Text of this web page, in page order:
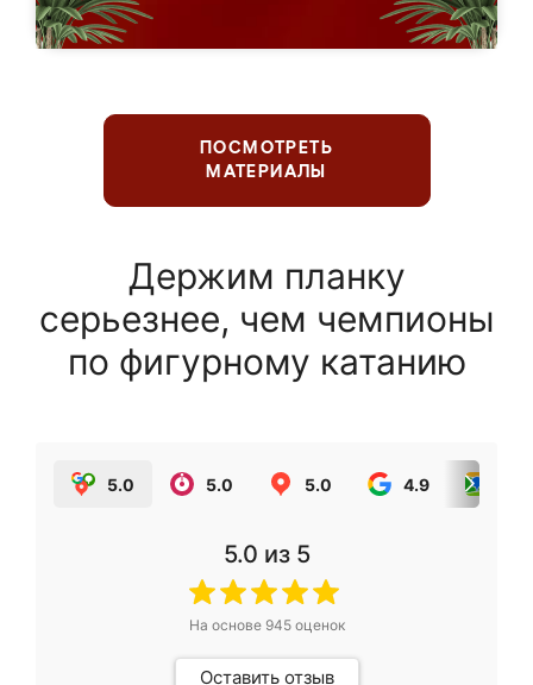
ПОСМОТРЕТЬ
МАТЕРИАЛЫ
Держим планку
серьезнее, чем чемпионы
по фигурному катанию
5.0 5.0 5.0 4.9
5.0 из 5
На основе 945оценок
Оставить отзыв